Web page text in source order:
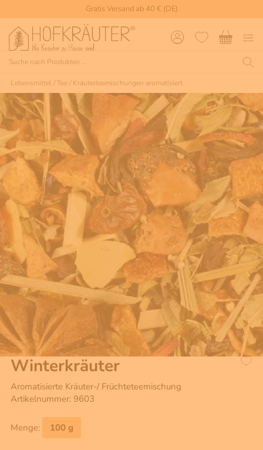
Gratis Versand ab 40 € (DE)
Lebensmittel / Tee/ Kräuterteemischungen aromatisiert
Winterkräuter
Aromatisierte Kräuter-/ Früchteteemischung
Artikelnummer: 9603
Menge: 100 g